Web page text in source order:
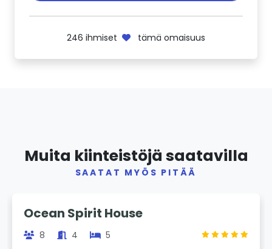
246 ihmiset tämä omaisuus
Muita kiinteistöjä saatavilla
SAATAT MYÖS PITÄÄ
Ocean Spirit House
8 4 5